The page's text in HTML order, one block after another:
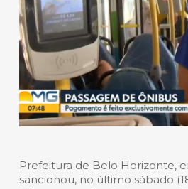
Prefeitura de Belo Horizonte,
sancionou, no último sábado